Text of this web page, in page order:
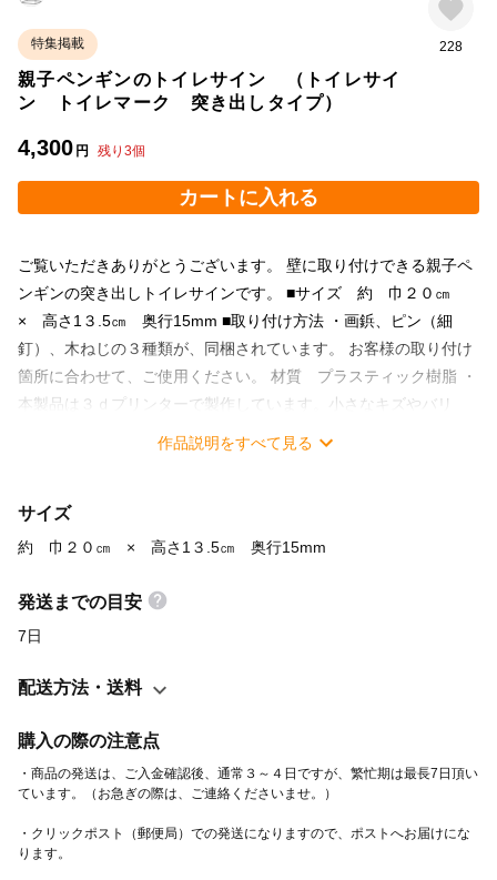
特集掲載
親子ペンギンのトイレサイン （トイレサイ
ン トイレマーク 突き出しタイプ）
4,300 円 残り 3個
228
カートに入れる
ご覧いただきありがとうございます。 壁に取り付けできる親子ペ
ンギンの突き出しトイレサインです。 ■サイズ 約 巾２０㎝
× 高さ1３.5㎝ 奥行15mm ■取り付け方法 ・画鋲、ピン（細
釘）、木ねじの３種類が、同梱されています。 お客様の取り付け
箇所に合わせて、ご使用ください。 材質 プラスティック樹脂 ・
本製品は３ｄプリンターで製作しています。小さなキズやバリ
は、製造上の特性としてご了承くださいませ。 ・屋外、直射日光
作品説明をすべて見る
サイズ
約 巾２０㎝ × 高さ1３.5㎝ 奥行15mm
発送までの目安
7日
配送方法・送料
購入の際の注意点
・商品の発送は、ご入金確認後、通常３～４日ですが、繁忙期は最長7日頂い
・クリックポスト（郵便局）での発送になりますので、ポストへお届けにな
ります。